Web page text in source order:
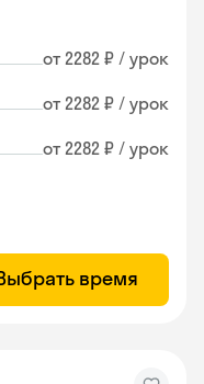
от 2282 ₽ / урок
от 2282 ₽ / урок
от 2282 ₽ / урок
время